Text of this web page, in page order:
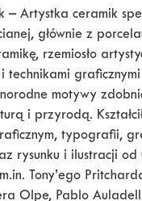
– Artystka ceramik
głównie z
rzemiosło
technikami
motywy
i przyrodą.
typografii,
rysunku i ilustracji od
Tony’ego
Olpe, Pablo